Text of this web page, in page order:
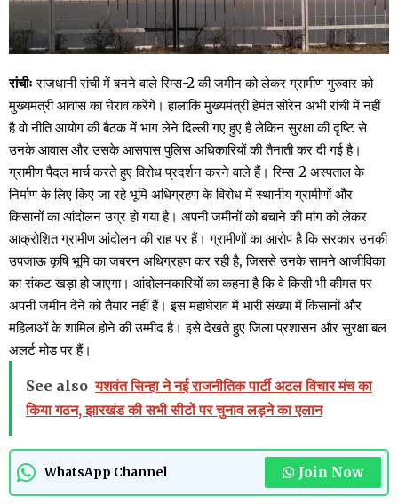
रांचीः राजधानी रांची में बनने वाले रिम्स-2 की जमीन को लेकर ग्रामीण गुरुवार को
मुख्यमंत्री आवास का घेराव करेंगे। हालांकि मुख्यमंत्री हेमंत सोरेन अभी रांची में नहीं
है वो नीति आयोग की बैठक में भाग लेने दिल्ली गए हुए है लेकिन सुरक्षा की दृष्टि से
उनके आवास और उसके आसपास पुलिस अधिकारियों की तैनाती कर दी गई है।
ग्रामीण पैदल मार्च करते हुए विरोध प्रदर्शन करने वाले हैं। रिम्स-2 अस्पताल के
निर्माण के लिए किए जा रहे भूमि अधिग्रहण के विरोध में स्थानीय ग्रामीणों और
किसानों का आंदोलन उग्र हो गया है। अपनी जमीनों को बचाने की मांग को लेकर
आक्रोशित ग्रामीण आंदोलन की राह पर हैं। ग्रामीणों का आरोप है कि सरकार उनकी
उपजाऊ कृषि भूमि का जबरन अधिग्रहण कर रही है, जिससे उनके सामने आजीविका
का संकट खड़ा हो जाएगा। आंदोलनकारियों का कहना है कि वे किसी भी कीमत पर
अपनी जमीन देने को तैयार नहीं हैं। इस महाघेराव में भारी संख्या में किसानों और
महिलाओं के शामिल होने की उम्मीद है। इसे देखते हुए जिला प्रशासन और सुरक्षा बल
अलर्ट मोड पर हैं।
See also यशवंत सिन्हा ने नई राजनीतिक पार्टी अटल विचार मंच का
किया गठन, झारखंड की सभी सीटों पर चुनाव लड़ने का एलान
WhatsApp Channel Join Now